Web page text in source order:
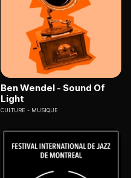
Ben Wendel - Sound Of
Light
CULTURE MUSIQUE